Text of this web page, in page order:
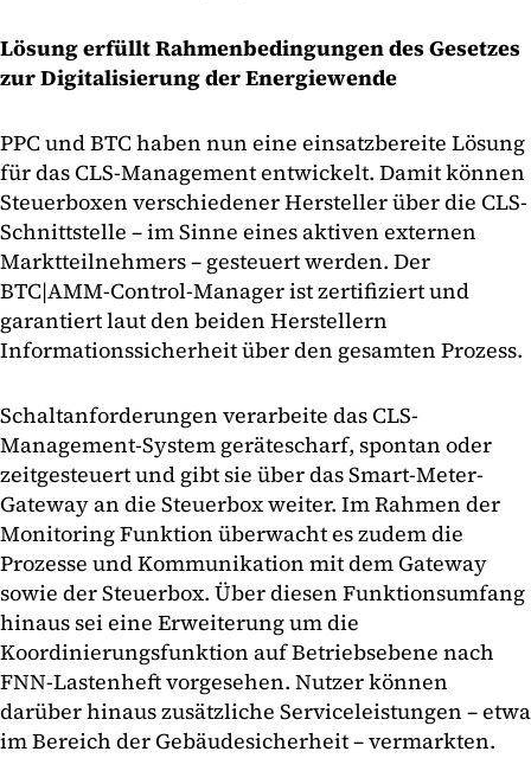
Lösung erfüllt Rahmenbedingungen des Gesetzes
zur Digitalisierung der Energiewende
PPC und BTC haben nun eine einsatzbereite Lösung
für das CLS-Management entwickelt. Damit können
Steuerboxen verschiedener Hersteller über die CLS-
Schnittstelle – im Sinne eines aktiven externen
Marktteilnehmers – gesteuert werden. Der
BTC|AMM-Control-Manager ist zertifiziert und
garantiert laut den beiden Herstellern
Informationssicherheit über den gesamten Prozess.
Schaltanforderungen verarbeite das CLS-
Management-System gerätescharf, spontan oder
zeitgesteuert und gibt sie über das Smart-Meter-
Gateway an die Steuerbox weiter. Im Rahmen der
Monitoring Funktion überwacht es zudem die
Prozesse und Kommunikation mit dem Gateway
sowie der Steuerbox. Über diesen Funktionsumfang
hinaus sei eine Erweiterung um die
Koordinierungsfunktion auf Betriebsebene nach
FNN-Lastenheft vorgesehen. Nutzer können
darüber hinaus zusätzliche Serviceleistungen – etwa
im Bereich der Gebäudesicherheit – vermarkten.